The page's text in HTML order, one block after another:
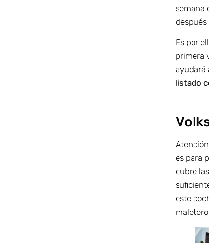
semana
Es por
primera
ayudará
listado
es para
cubre
este